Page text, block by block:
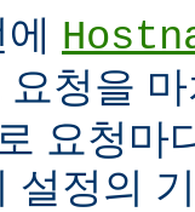
요청을
요청마
설정의